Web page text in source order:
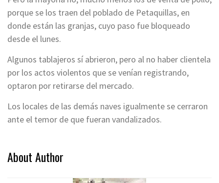
porque se los traen del poblado de Petaquillas, en
donde están las granjas, cuyo paso fue bloqueado
desde el lunes.
Algunos tablajeros sí abrieron, pero al no haber clientela
por los actos violentos que se venían registrando,
optaron por retirarse del mercado.
Los locales de las demás naves igualmente se cerraron
ante el temor de que fueran vandalizados.
About Author